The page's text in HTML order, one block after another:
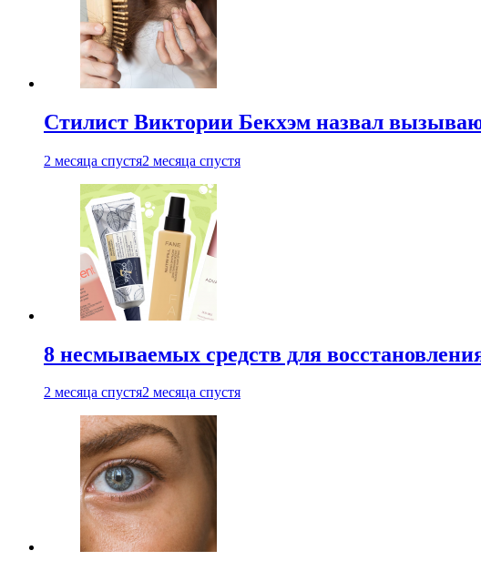
Стилист Виктории Бекхэм назвал
2 месяца спустя2 месяца спустя
8 несмываемых средств для
2 месяца спустя2 месяца спустя